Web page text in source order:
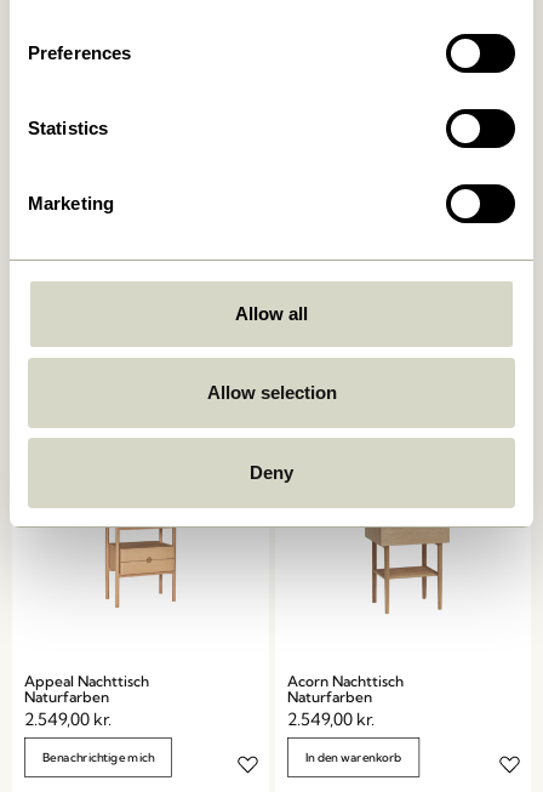
Preferences
Statistics
Marketing
Allow all
Allow selection
Deny
Noir Nachttisch
2.049,00kr.
Sortit Organizer
859,00
Appeal Nachttisch
Naturfarben
2.549,00 kr.
Benachrichtige mich
Acorn Nachttisch
Naturfarben
2.549,00 kr.
In den warenkorb